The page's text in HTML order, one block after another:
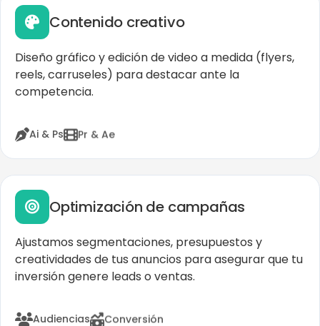
Contenido creativo
Diseño gráfico y edición de video a medida (flyers,
reels, carruseles) para destacar ante la
competencia.
Ai & Ps Pr & Ae
Optimización de campañas
Ajustamos segmentaciones, presupuestos y
creatividades de tus anuncios para asegurar que tu
inversión genere leads o ventas.
Audiencias Conversión